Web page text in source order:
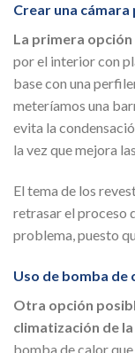
Crear una
La primera opción
por el interior con
base con una
meteríamos una
evita la
la vez que mejora
El tema de los
retrasar el proceso
problema, puesto
Uso de bomba de
Otra opción
climatización de
bomba de calor